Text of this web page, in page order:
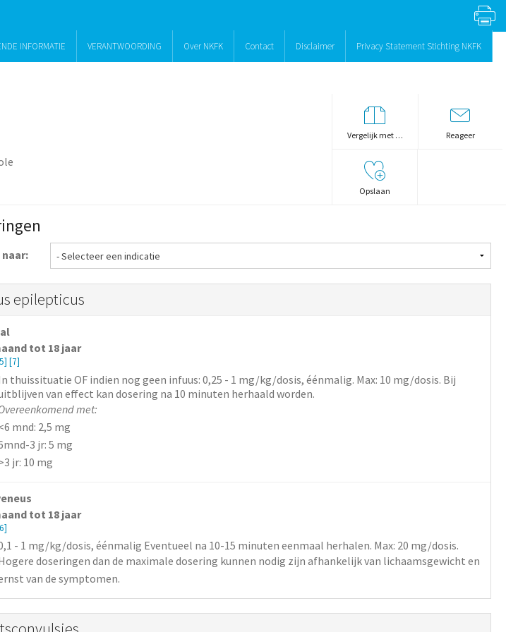
INFORMATIE VERANTWOORDING Over NKFK Contact Disclaimer Privacy Statement Stichting NKFK
Vergelijk met … Reageer
Opslaan
naar:
epilepticus
tot 18 jaar
[7]
thuissituatie OF indien nog geen infuus: 0,25 - 1 mg/kg/dosis, éénmalig. Max: 10 mg/dosis. Bij
van effect kan dosering na 10 minuten herhaald worden.
met:
mnd: 2,5 mg
3 jr: 5 mg
jr: 10 mg
tot 18 jaar
- 1 mg/kg/dosis, éénmalig Eventueel na 10-15 minuten eenmaal herhalen. Max: 20 mg/dosis.
doseringen dan de maximale dosering kunnen nodig zijn afhankelijk van lichaamsgewicht en
van de symptomen.